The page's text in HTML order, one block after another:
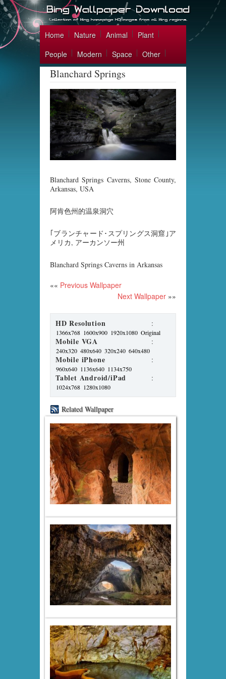
Home Nature Animal
Plant
People
Modern Space Other
Blanchard Springs
Blanchard Springs Caverns, Stone County,
Arkansas, USA
阿肯色州的温泉洞穴
｢ブランチャード･スプリングス洞窟｣ア
メリカ, アーカンソー州
Blanchard Springs Caverns in Arkansas
«« Previous Wallpaper
Next Wallpaper »»
HD Resolution :
1366x768 1600x900 1920x1080 Original
Mobile VGA :
240x320 480x640 320x240 640x480
Mobile iPhone :
960x640 1136x640 1134x750
Tablet Android/iPad :
1024x768 1280x1080
Related Wallpaper